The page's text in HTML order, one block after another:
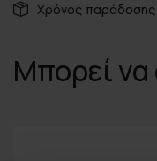
Χρόνος παράδοσης
Μπορεί να